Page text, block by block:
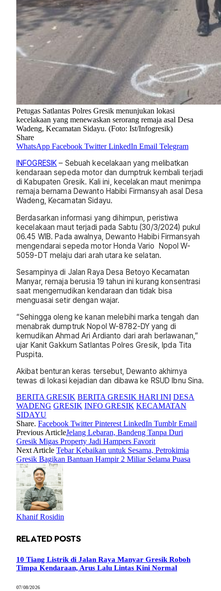
Petugas Satlantas Polres Gresik menunjukan lokasi
kecelakaan yang menewaskan serorang remaja asal Desa
Wadeng, Kecamatan Sidayu. (Foto: Ist/Infogresik)
Share
WhatsApp Facebook Twitter LinkedIn Email Telegram
INFOGRESIK – Sebuah kecelakaan yang melibatkan
kendaraan sepeda motor dan dumptruk kembali terjadi
di Kabupaten Gresik. Kali ini, kecelakan maut menimpa
remaja bernama Dewanto Habibi Firmansyah asal Desa
Wadeng, Kecamatan Sidayu.
Berdasarkan informasi yang dihimpun, peristiwa
kecelakaan maut terjadi pada Sabtu (30/3/2024) pukul
06.45 WIB. Pada awalnya, Dewanto Habibi Firmansyah
mengendarai sepeda motor Honda Vario Nopol W-
5059-DT melaju dari arah utara ke selatan.
Sesampinya di Jalan Raya Desa Betoyo Kecamatan
Manyar, remaja berusia 19 tahun ini kurang konsentrasi
saat mengemudikan kendaraan dan tidak bisa
menguasai setir dengan wajar.
“Sehingga oleng ke kanan melebihi marka tengah dan
menabrak dumptruk Nopol W-8782-DY yang di
kemudikan Ahmad Ari Ardianto dari arah berlawanan,”
ujar Kanit Gakkum Satlantas Polres Gresik, Ipda Tita
Puspita.
Akibat benturan keras tersebut, Dewanto akhirnya
tewas di lokasi kejadian dan dibawa ke RSUD Ibnu Sina.
BERITA GRESIK BERITA GRESIK HARI INI DESA
WADENG GRESIK INFO GRESIK KECAMATAN
SIDAYU
Share. Facebook Twitter Pinterest LinkedIn Tumblr Email
Previous ArticleJelang Lebaran, Bandeng Tanpa Duri
Gresik Migas Property Jadi Hampers Favorit
Next Article Tebar Kebaikan untuk Sesama, Petrokimia
Gresik Bagikan Bantuan Hampir 2 Miliar Selama Puasa
Khanif Rosidin
RELATED POSTS
10 Tiang Listrik di Jalan Raya Manyar Gresik Roboh
Timpa Kendaraan, Arus Lalu Lintas Kini Normal
07/08/2026